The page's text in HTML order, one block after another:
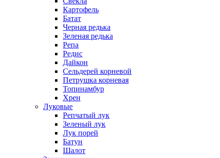
Картофель
Батат
Черная редька
Зеленая редька
Репа
Редис
Дайкон
Сельдерей корневой
Петрушка корневая
Топинамбур
Хрен
Луковые
Репчатый лук
Зеленый лук
Лук порей
Батун
Шалот